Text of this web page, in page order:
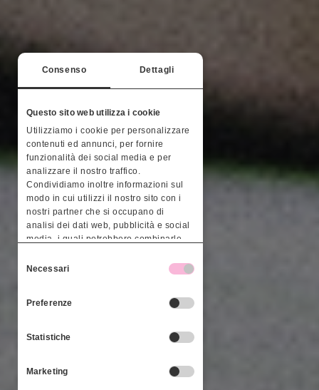
Consenso Dettagli
Questo sito web utilizza i cookie
Utilizziamo i cookie per personalizzare
contenuti ed annunci, per fornire
funzionalità dei social media e per
analizzare il nostro traffico.
Condividiamo inoltre informazioni sul
modo in cui utilizzi il nostro sito con i
nostri partner che si occupano di
analisi dei dati web, pubblicità e social
media, i quali potrebbero combinarle
loro o che hanno raccolto dal tuo
Necessari
Preferenze
Statistiche
Marketing